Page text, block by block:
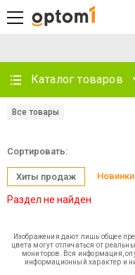
Каталог товаров
Все товары
Сортировать:
Хиты продаж Новинки
Раздел не найден
Изображения дают лишь общее
цвета могут отличаться от
мониторов. Вся информация,
информационный характер и